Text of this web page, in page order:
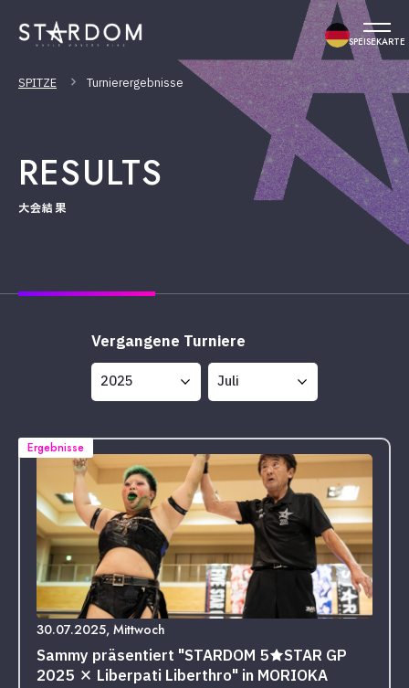
SPEISEKARTE
SPITZE Turnierergebnisse
RESULTS
大会結果
Vergangene Turniere
Ergebnisse
30.07.2025, Mittwoch
Sammy präsentiert "STARDOM 5★STAR GP
2025 × Liberpati Liberthro" in MORIOKA